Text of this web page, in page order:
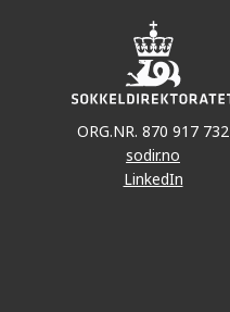
ORG.NR. 870 917 732
sodir.no
LinkedIn